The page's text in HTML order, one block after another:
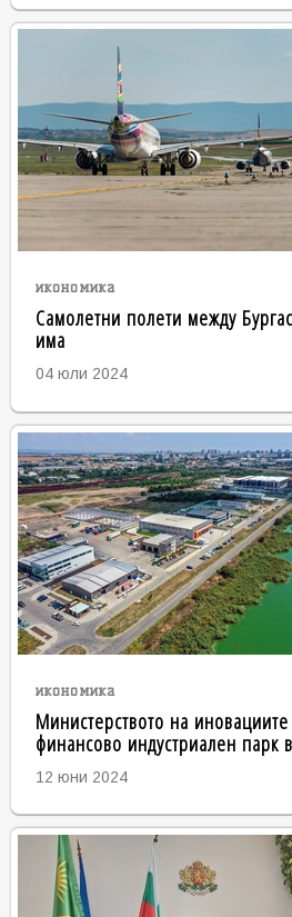
икономика
Самолетни полети между
има
04 юли 2024
икономика
Министерството на
финансово индустриален парк
12 юни 2024